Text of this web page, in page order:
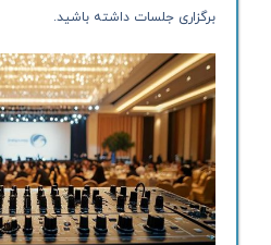
برگزاری جلسات داشته باشید.